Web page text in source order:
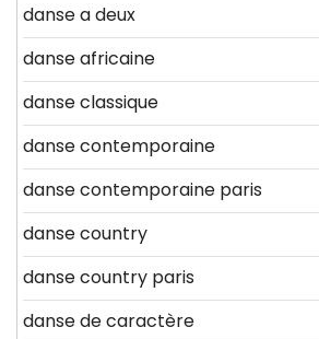
danse a deux
danse africaine
danse classique
danse contemporaine
danse contemporaine paris
danse country
danse country paris
danse de caractère